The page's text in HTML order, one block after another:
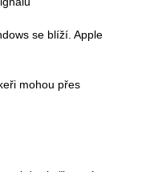
se blíží. Apple
mohou přes